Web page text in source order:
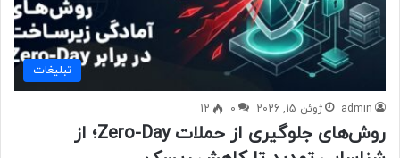
تبلیغات
admin ژوئن 15, 2026 0
12
روش‌های جلوگیری از حملات Zero-Day؛ از